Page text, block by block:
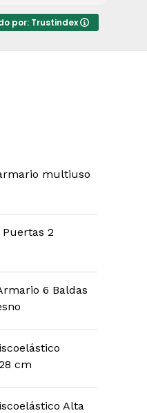
por: Trustindex
multiuso
2
6 Baldas
cm
Alta